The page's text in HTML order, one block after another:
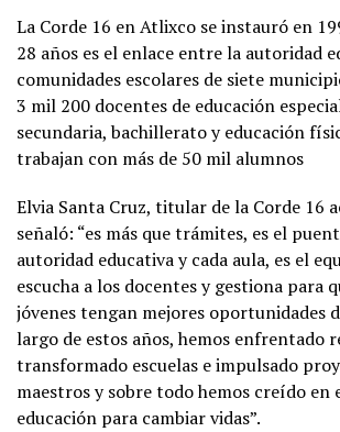
La Corde 16 en Atlixco se instauró en
28 años es el enlace entre la autoridad
comunidades escolares de siete
3 mil 200 docentes de educación
secundaria, bachillerato y educación
trabajan con más de 50 mil alumnos
Elvia Santa Cruz, titular de la Corde 16
señaló: “es más que trámites, es el
autoridad educativa y cada aula, es el
escucha a los docentes y gestiona para
jóvenes tengan mejores oportunidades
largo de estos años, hemos enfrentado
transformado escuelas e impulsado
maestros y sobre todo hemos creído en
educación para cambiar vidas”.